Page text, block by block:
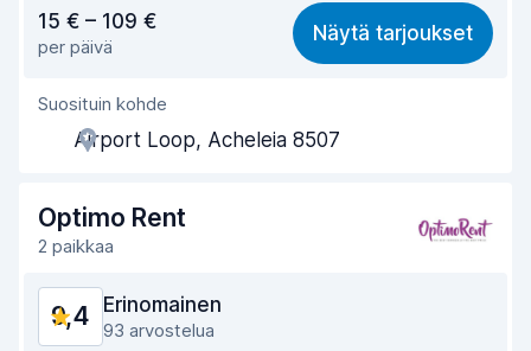
Löytämisen helppous 9,4
Toimihenkilön avuliaisuus
Noutonopeus
Palautusnopeus
Auton siisteys
Auton kunto
15 € – 109 €
per päivä
Näytä tarjoukset
Suosituin kohde
Airport Loop, Acheleia 8507
Optimo Rent
2 paikkaa
9,4 Erinomainen
93 arvostelua